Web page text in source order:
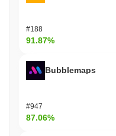
#188
91.87%
Bubblemaps
#947
87.06%